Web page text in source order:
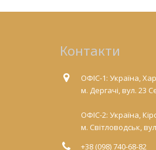
Контакти
ОФІС-1: Україна,
м. Дергачі, вул. 23
ОФІС-2: Україна,
м. Світловодськ,
+38 (098) 740-68-82